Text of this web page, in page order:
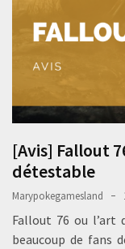
[Avis] Fallout
détestable
Marypokegamesland
Fallout 76 ou l’art
beaucoup de fans